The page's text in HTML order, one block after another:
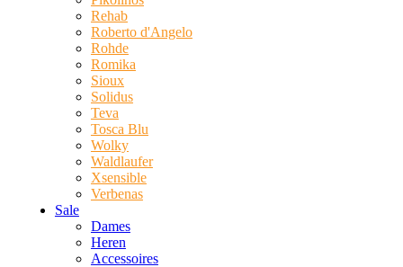
Rehab
Roberto d'Angelo
Rohde
Romika
Sioux
Solidus
Teva
Tosca Blu
Wolky
Waldlaufer
Xsensible
Verbenas
Sale
Dames
Heren
Accessoires